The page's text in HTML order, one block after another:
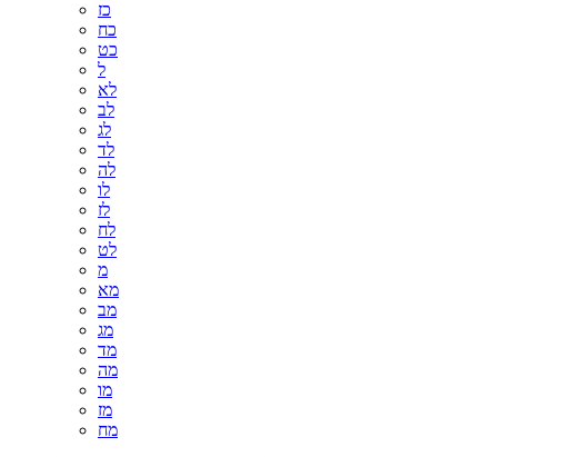
כז
כח
כט
ל
לא
לב
לג
לד
לה
לו
לז
לח
לט
מ
מא
מב
מג
מד
מה
מו
מז
מח